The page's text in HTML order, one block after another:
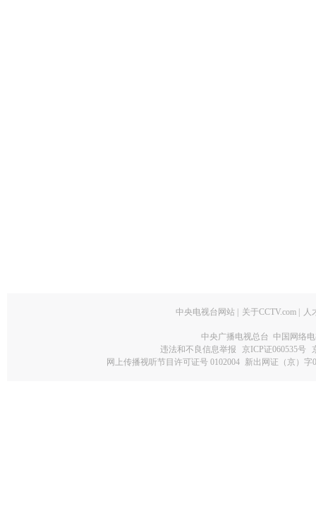
中央电视台网站 关于CCTV.com 人
中央广播电视总台 中国网络
违法和不良信息举报
京ICP证060535号
网上传播视听节目许可证号 0102004 新出网证（京）